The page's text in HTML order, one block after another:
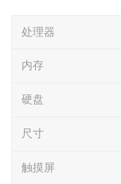
处理器
内存
硬盘
尺寸
触摸屏